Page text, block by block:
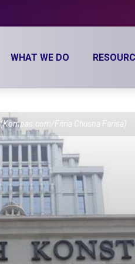
WHAT WE DO
Fitria Chusna Farisa)